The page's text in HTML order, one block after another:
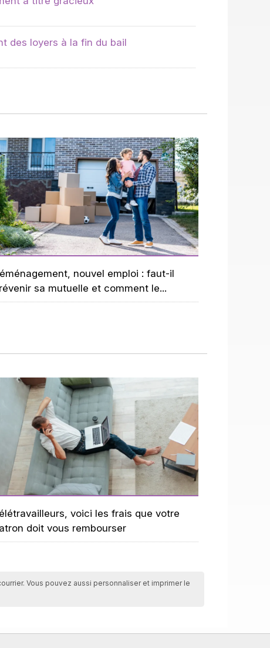
des loyers à la fin du bail
nouvel emploi : faut-il
sa mutuelle et comment le...
voici les frais que votre
doit vous rembourser
Vous pouvez aussi personnaliser et imprimer le